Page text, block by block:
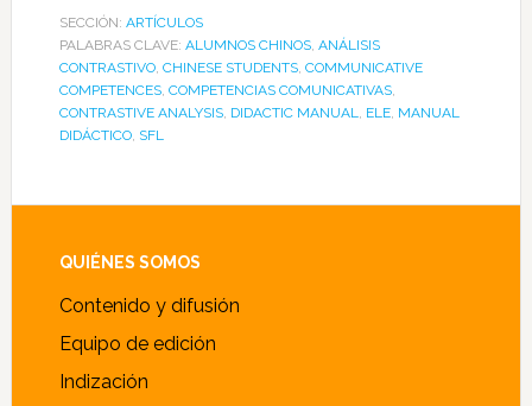
SECCIÓN: ARTÍCULOS
PALABRAS CLAVE: ALUMNOS CHINOS, ANÁLISIS
CONTRASTIVO, CHINESE STUDENTS, COMMUNICATIVE
COMPETENCES, COMPETENCIAS COMUNICATIVAS,
CONTRASTIVE ANALYSIS, DIDACTIC MANUAL, ELE, MANUAL
DIDÁCTICO, SFL
Footer
QUIÉNES SOMOS
Contenido y difusión
Equipo de edición
Indización